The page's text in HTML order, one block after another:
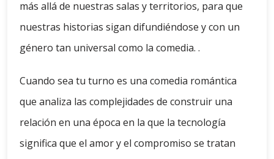
más allá de nuestras salas y territorios, para que
nuestras historias sigan difundiéndose y con un
género tan universal como la comedia. .
Cuando sea tu turno es una comedia romántica
que analiza las complejidades de construir una
relación en una época en la que la tecnología
significa que el amor y el compromiso se tratan